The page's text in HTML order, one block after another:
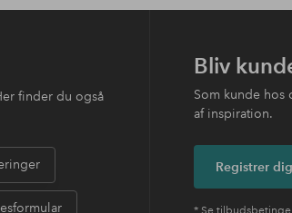
finder du også
Bliv
Som kunde
af inspiration.
Registrer dig